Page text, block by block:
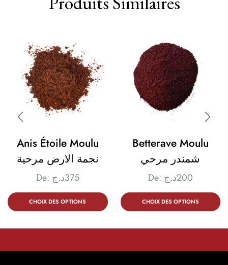
Anis Étoile Moulu
نجمة الارض مرحية
De: 375د.ج
CHOIX DES OPTIONS
Betterave Moulu
شمندر مرحي
De: 200د.ج
CHOIX DES OPTIONS